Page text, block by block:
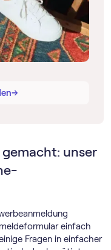
→
unser
einfach
Fragen in einfacher